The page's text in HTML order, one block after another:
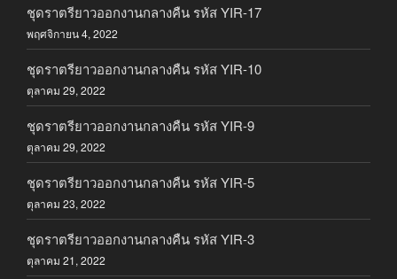
ชุดราตรียาวออกงานกลางคืน รหัส YIR-17
พฤศจิกายน 4, 2022
ชุดราตรียาวออกงานกลางคืน รหัส YIR-10
ตุลาคม 29, 2022
ชุดราตรียาวออกงานกลางคืน รหัส YIR-9
ตุลาคม 29, 2022
ชุดราตรียาวออกงานกลางคืน รหัส YIR-5
ตุลาคม 23, 2022
ชุดราตรียาวออกงานกลางคืน รหัส YIR-3
ตุลาคม 21, 2022